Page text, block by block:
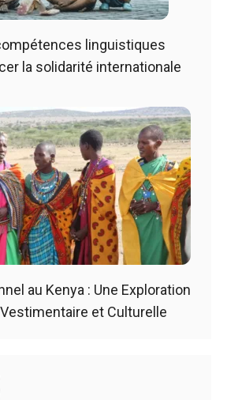
linguistiques
la solidarité internationale
au Kenya : Une Exploration
et Culturelle